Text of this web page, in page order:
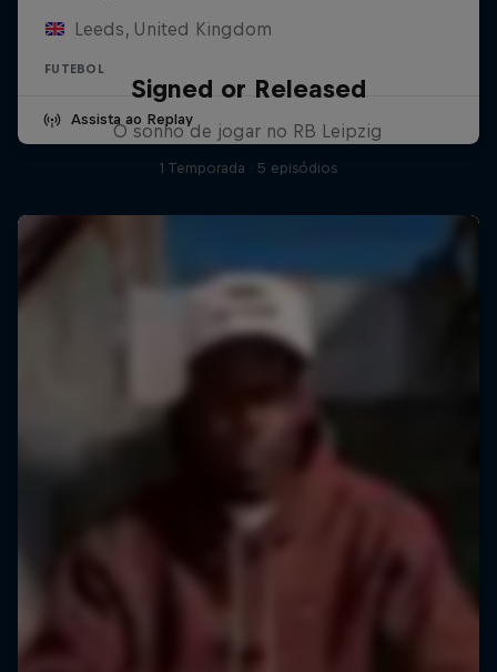
Leeds, United Kingdom
FUTEBOL
Assista ao Replay
Signed or Released
O sonho de jogar no RB Leipzig
1 Temporada · 5 episódios